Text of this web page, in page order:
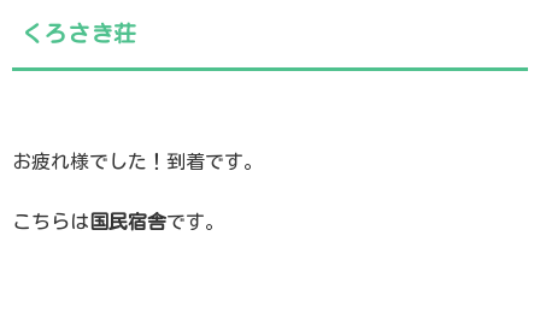
くろさき荘
お疲れ様でした！到着です。
こちらは 国民宿舎です。